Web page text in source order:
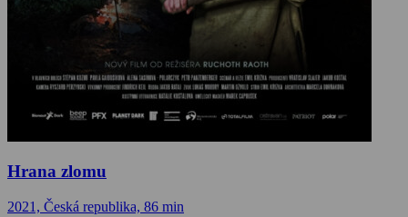
Hrana zlomu
2021, Česká republika, 86 min